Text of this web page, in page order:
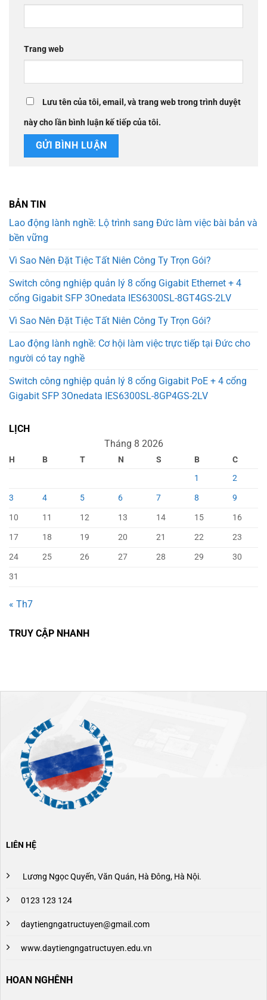
Trang web
Lưu tên của tôi, email, và trang web trong trình duyệt
này cho lần bình luận kế tiếp của tôi.
BẢN TIN
Lao động lành nghề: Lộ trình sang Đức làm việc bài bản và
bền vững
Vì Sao Nên Đặt Tiệc Tất Niên Công Ty Trọn Gói?
Switch công nghiệp quản lý 8 cổng Gigabit Ethernet + 4
cổng Gigabit SFP 3Onedata IES6300SL-8GT4GS-2LV
Vì Sao Nên Đặt Tiệc Tất Niên Công Ty Trọn Gói?
Lao động lành nghề: Cơ hội làm việc trực tiếp tại Đức cho
người có tay nghề
Switch công nghiệp quản lý 8 cổng Gigabit PoE + 4 cổng
Gigabit SFP 3Onedata IES6300SL-8GP4GS-2LV
LỊCH
Tháng 8 2026
H B T N S B
C
1
2
3
4 5 6 7 8
9
10
11 12 13 14 15
16
17
18 19 20 21 22
23
24
25 26 27 28 29
30
31
« Th7
TRUY CẬP NHANH
LIÊN HỆ
Lương Ngọc Quyến, Văn Quán, Hà Đông, Hà Nội.
0123 123 124
daytiengngatructuyen@gmail.com
www.daytiengngatructuyen.edu.vn
HOAN NGHÊNH